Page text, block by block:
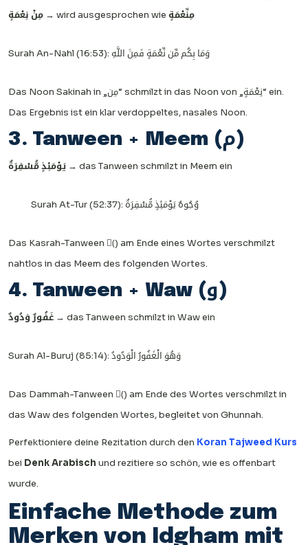
مِنْ نِعْمَةٍ → wird ausgesprochen wie مِنِّعْمَةٍ
Surah An-Nahl (16:53): وَمَا بِكُم مِّن نِّعْمَةٍ فَمِنَ اللَّهِ
Das Noon Sakinah in „مِن“ schmilzt in das Noon von „نِعْمَةٍ“ ein.
Das Ergebnis ist ein klar verdoppeltes, nasales Noon.
3. Tanween + Meem (م)
→ das Tanween schmilzt in Meem ein
Das Kasrah-Tanween (ٍ) am Ende eines Wortes verschmilzt
nahtlos in das Meem des folgenden Wortes.
4. Tanween + Waw (و)
غَفُورٌ وَدُودٌ → das Tanween schmilzt in Waw ein
Surah Al-Buruj (85:14): وَهُوَ الْغَفُورُ الْوَدُودُ
Das Dammah-Tanween (ٌ) am Ende des Wortes verschmilzt in
das Waw des folgenden Wortes, begleitet von Ghunnah.
Perfektioniere deine Rezitation durch den Koran Tajweed Kurs
bei Denk Arabisch und rezitiere so schön, wie es offenbart
wurde.
Einfache Methode zum
Merken von Idgham mit